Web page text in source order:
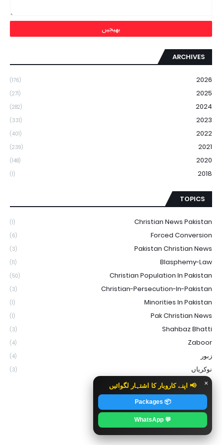
× 📢 اپنے کاروبار کا اشتہار لگوائیں
📦 Packages
💬 WhatsApp
ARCHIVES
2026
(176)
2025
(271)
2024
(282)
2023
(331)
2022
(401)
2021
(239)
2020
(148)
2018
(1)
TOPICS
Christian News Pakistan
(1)
Forced Conversion
(6)
Pakistan Christian News
(3)
Blasphemy-Law
(11)
Christian Population In Pakistan
(50)
Christian-Persecution-In-Pakistan
(3)
Minorities In Pakistan
(1)
Pak Christian News
(1)
Shahbaz Bhatti
(3)
Zaboor
(4)
زبور (4)
نوکریاں (3)